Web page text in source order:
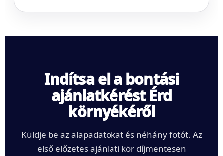
Indítsa el a bontási
ajánlatkérést Érd
környékéről
Küldje be az alapadatokat és néhány fotót. Az
első előzetes ajánlati kör díjmentesen